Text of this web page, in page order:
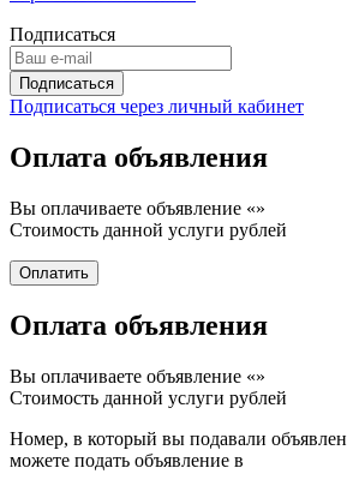
Подписаться
Подписаться через личный кабинет
Оплата объявления
Вы оплачиваете объявление «»
Стоимость данной услуги рублей
Оплата объявления
Вы оплачиваете объявление «»
Стоимость данной услуги рублей
Номер, в который вы подавали
можете подать объявление в